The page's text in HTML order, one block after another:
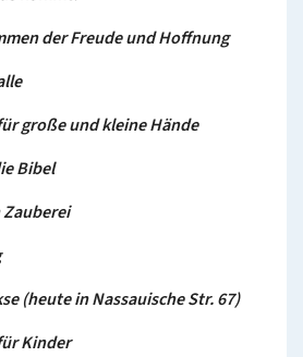
der Freude und Hoffnung
große und kleine Hände
Bibel
Zauberei
(heute in Nassauische Str. 67)
Kinder